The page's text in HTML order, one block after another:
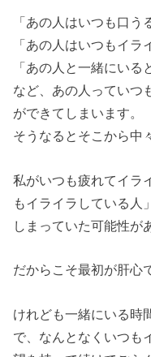
「あの人はいつも口う
「あの人はいつもイラ
「あの人と一緒にいる
など、あの人っていつ
ができてしまいます。
そうなるとそこから中
私がいつも疲れてイラ
もイライラしている人
しまっていた可能性が
だからこそ最初が肝心
けれども一緒にいる時
で、なんとなくいつも